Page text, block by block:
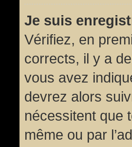
Je suis
Vérifiez, en
corrects, il y a
vous avez
devrez alors
nécessitent que
même ou par